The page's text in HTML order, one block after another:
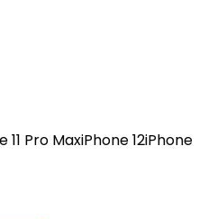
11 Pro MaxiPhone 12iPhone